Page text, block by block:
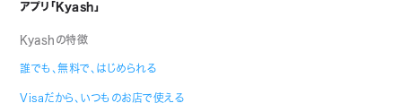
アプリ「Kyash」
Kyashの特徴
誰でも、無料で、はじめられる
Visaだから、いつものお店で使える